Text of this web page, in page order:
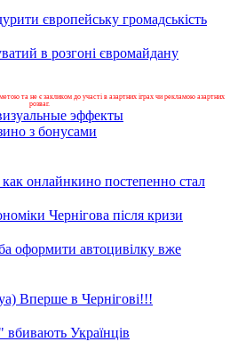
європейську громадськість
в розгоні євромайдану
та не є закликом до участі в азартних іграх чи рекламою азартних
розваг.
з бонусами
онлайнкино постепенно стал
Чернігова після кризи
оформити автоцивілку вже
Вперше в Чернігові!!!
Українців